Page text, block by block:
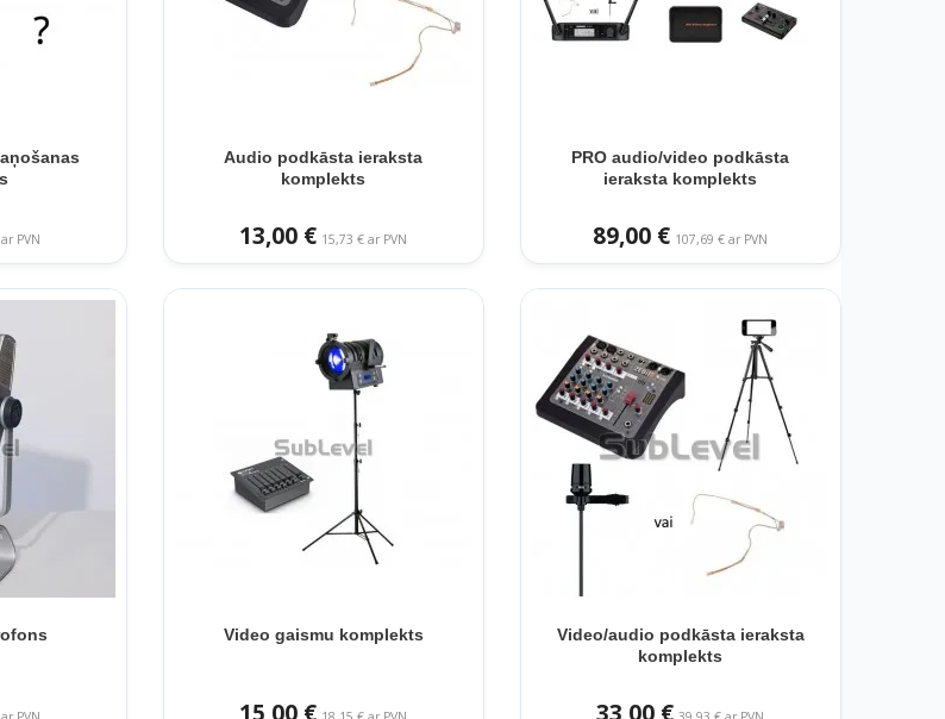
PVN
Audio podkāsta ieraksta
komplekts
13,00 € 15,73 € ar PVN
PRO audio/video podkāsta
ieraksta komplekts
89,00 € 107,69 € ar PVN
Video gaismu komplekts
Video/audio podkāsta ieraksta
komplekts